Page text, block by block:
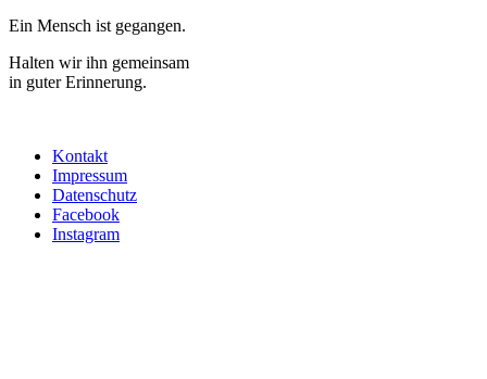
Ein Mensch ist gegangen.
Halten wir ihn gemeinsam
in guter Erinnerung.
Kontakt
Impressum
Datenschutz
Facebook
Instagram